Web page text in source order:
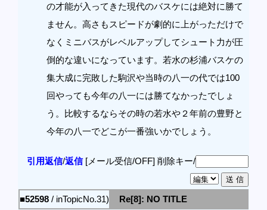
の才能が入ってきた現代のバスケには絶対に勝て
ません。高さもスピードが劇的に上がっただけで
なくミニバスがレベルアップしてシュート力が圧
倒的な違いになっています。若水の杉浦バスケの
集大成に完敗した駒沢や当時の八一の代では100
回やっても今年の八一には勝てなかったでしょ
う。比較するならその時の若水や２年前の豊野と
今年の八一でどこが一番強いかでしょう。
引用返信/返信[メール受信/OFF] 削除キー/
■52598 / inTopicNo.31) Re[8]: NO TITLE